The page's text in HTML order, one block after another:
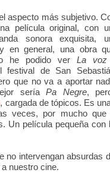
aspecto más subjetivo.
película original, con
sonora exquisita,
en general, una obra
he podido ver La voz
festival de San
que no va a aportar
seríaPa Negre,
, cargada de tópicos. Es
veces, por mucho que
Un película pequeña con
no intervengan absurdas
nuestro cine.